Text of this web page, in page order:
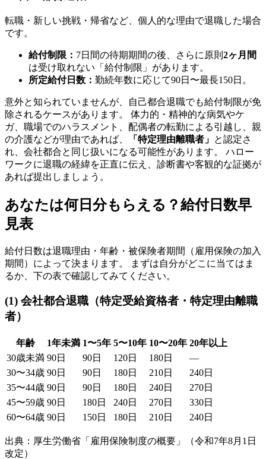
転職・新しい挑戦・帰省など、個人的な理由で退職した場合
です。
給付制限： 7日間の待期期間の後、さらに原則 2ヶ月間
は受け取れない「給付制限」があります。
所定給付日数： 勤続年数に応じて90日〜最長150日。
意外と知られていませんが、自己都合退職でも給付制限が免
除されるケースがあります。 体力的・精神的な病気やケ
ガ、職場でのハラスメント、配偶者の転勤による引越し、親
の介護などが理由であれば、
「特定理由離職者」 と認定さ
れ、会社都合と同じ扱いになる可能性があります。 ハロー
ワークに退職の経緯を正直に伝え、診断書や客観的な証拠が
あれば提出しましょう。
あなたは何日分もらえる？給付日数早
見表
給付日数は退職理由・年齢・被保険者期間（雇用保険の加入
期間）によって決まります。 まずは自分がどこに当てはま
るか、下の表で確認してみてください。
(1) 会社都合退職（特定受給資格者・特定理由離職
者）
年齢 1年未満 1〜5年 5〜10年 10〜20年 20年以上
30歳未満 90日 90日 120日 180日
—
30〜34歳 90日 90日 180日 210日
240日
35〜44歳 90日 90日 180日 240日
270日
45〜59歳 90日 180日 240日 270日
330日
60〜64歳 90日 150日 180日 210日 240日
出典：厚生労働省「雇用保険制度の概要」（令和7年8月1日
改定）